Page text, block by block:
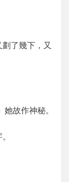
了幾下，又
故作神秘。